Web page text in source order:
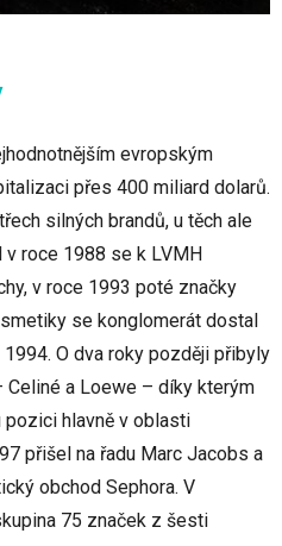
evropským
přes 400 miliard dolarů.
silných brandů, u těch ale
roce 1988 se k LVMH
v roce 1993 poté značky
se konglomerát dostal
O dva roky později přibyly
Celiné a Loewe – díky kterým
pozici hlavně v oblasti
přišel na řadu Marc Jacobs a
obchod Sephora. V
75 značek z šesti